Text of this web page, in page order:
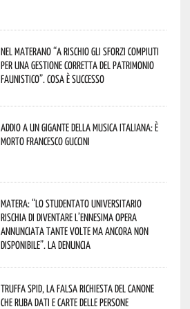
Nel materano “a rischio gli sforzi compiuti
per una gestione corretta del patrimonio
faunistico”. Cosa è successo
Addio a un gigante della musica italiana: è
morto Francesco Guccini
Matera: “Lo studentato universitario
rischia di diventare l’ennesima opera
annunciata tante volte ma ancora non
disponibile”. La denuncia
Truffa Spid, la falsa richiesta del canone
che ruba dati e carte delle persone